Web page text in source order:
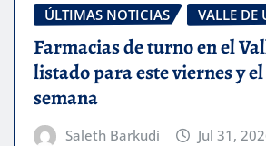
ÚLTIMAS NOTICIAS
VALLE DE
Farmacias de turno en el
listado para este viernes y
semana
Saleth Barkudi Jul 31,